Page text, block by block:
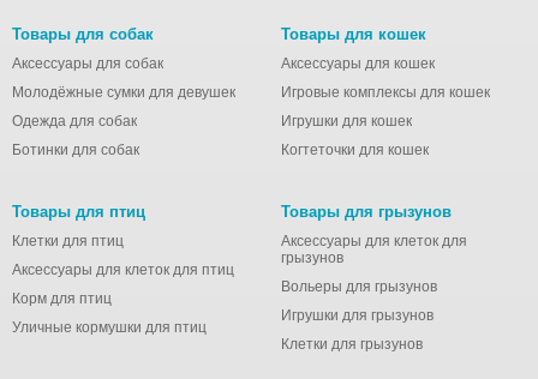
Товары для собак
Аксессуары для собак
Молодёжные сумки для девушек
Одежда для собак
Ботинки для собак
Товары для кошек
Аксессуары для кошек
Игровые комплексы для кошек
Игрушки для кошек
Когтеточки для кошек
Товары для птиц
Клетки для птиц
Аксессуары для клеток для птиц
Корм для птиц
Уличные кормушки для птиц
Товары для грызунов
Аксессуары для клеток для
грызунов
Вольеры для грызунов
Игрушки для грызунов
Клетки для грызунов